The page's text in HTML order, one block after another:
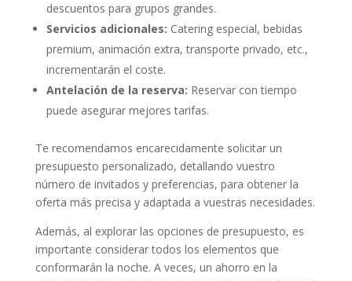
descuentos para grupos grandes.
Servicios adicionales: Catering especial, bebidas
premium, animación extra, transporte privado, etc.,
incrementarán el coste.
Antelación de la reserva: Reservar con tiempo
puede asegurar mejores tarifas.
Te recomendamos encarecidamente solicitar un
presupuesto personalizado, detallando vuestro
número de invitados y preferencias, para obtener la
oferta más precisa y adaptada a vuestras necesidades.
Además, al explorar las opciones de presupuesto, es
importante considerar todos los elementos que
conformarán la noche. A veces, un ahorro en la